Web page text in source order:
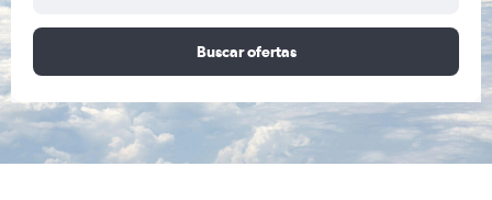
Buscar ofertas